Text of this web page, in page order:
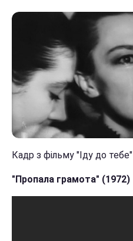
Кадр з фільму "Іду до тебе"
"Пропала грамота" (1972)